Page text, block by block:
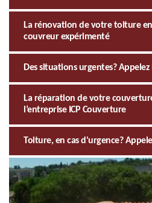
La rénovation de votre toiture
couvreur expérimenté
Des situations urgentes?
La réparation de votre
l’entreprise ICP Couverture
Toiture, en cas d'urgence?